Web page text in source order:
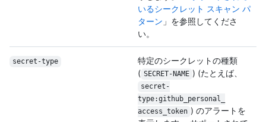
いるシークレット スキャン パ
ターン 」を参照してくださ
い。
secret-type
特定のシークレットの種類
( SECRET-NAME ) (たとえば、
secret-
type:github_personal_
access_token ) のアラートを